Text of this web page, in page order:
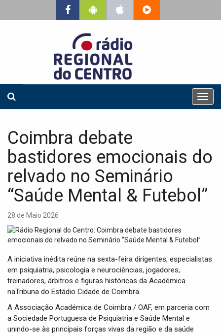
T
o
n
i
Coimbra debate
bastidores emocionais do
relvado no Seminário
“Saúde Mental & Futebol”
28 de Maio 2026
A iniciativa inédita reúne na sexta-feira dirigentes, especialistas
em psiquiatria, psicologia e neurociências, jogadores,
treinadores, árbitros e figuras históricas da Académica
naTribuna do Estádio Cidade de Coimbra.
A Associação Académica de Coimbra / OAF, em parceria com
a Sociedade Portuguesa de Psiquiatria e Saúde Mental e
unindo-se às principais forças vivas da região e da saúde